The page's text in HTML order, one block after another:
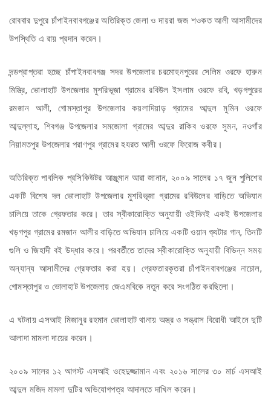
রোববার দুপুরে চাঁপাইনবাবগঞ্জের অতিরিক্ত জেলা ও দায়রা জজ শওকত আলী আসামীদের
উপস্থিতি এ রায় প্রদান করেন।
দন্ডপ্রাপ্তরা হচ্ছে চাঁপাইনবাবগঞ্জ সদর উপজেলার চরমোহনপুরের সেলিম ওরফে হারুন
মিস্ত্রি, ভোলাহাট উপজেলার মুশরিভূজা গ্রামের রবিউল ইসলাম ওরফে রবি, খড়গপুরের
রমজান আলী, গোমস্তাপুর উপজেলার কয়লাদিয়াড় গ্রামের আব্দুল মুমিন ওরফে
আব্দুল্লাহ, শিবগঞ্জ উপজেলার সমজোলা গ্রামের আব্দুর রাকিব ওরফে সুমন, নওগাঁর
নিয়ামতপুর উপজেলার পরাণপুর গ্রামের হযরত আলী ওরফে ফিরোজ কবীর।
অতিরিক্ত পাবলিক প্রসিকিউটর আঞ্জুমান আরা জানান, ২০০৯ সালের ১৭ জুন পুলিশের
একটি বিশেষ দল ভোলাহাট উপজেলার মুশরিভূজা গ্রামের রবিউলের বাড়িতে অভিযান
চালিয়ে তাকে গ্রেফতার করে। তার স্বীকারোক্তি অনুযায়ী ওইদিনই একই উপজেলার
খড়গপুর গ্রামের রমজান আলীর বাড়িতে অভিযান চালিয়ে একটি ওয়ান শ্যুটার গান, তিনটি
গুলি ও জিহাদী বই উদ্ধার করে। পরবর্তীতে তাদের স্বীকারোক্তি অনুযায়ী বিভিন্ন সময়
অন্যান্য আসামীদের গ্রেফতার করা হয়। গ্রেফতারকৃতরা চাঁপাইনবাবগঞ্জের নাচোল,
গোমস্তাপুর ও ভোলাহাট উপজেলায় জেএমবিকে নতুন করে সংগঠিত করছিলো।
এ ঘটনায় এসআই মিজানুর রহমান ভোলাহাট থানায় অস্ত্র ও সন্ত্রাস বিরোধী আইনে দুটি
আলাদা মামলা দায়ের করেন।
২০০৯ সালের ১২ আগস্ট এসআই ওহেদুজ্জামান এবং ২০১৬ সালের ৩০ মার্চ এসআই
আব্দুল মজিদ মামলা দুটির অভিযোগপত্র আদালতে দাখিল করেন।